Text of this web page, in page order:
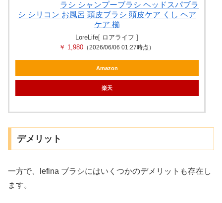
ラシ シャンプーブラシ ヘッドスパブラ
シ シリコン お風呂 頭皮ブラシ 頭皮ケア くし ヘア
ケア 櫛
LoreLife[ ロアライフ ]
￥ 1,980 （2026/06/06 01:27時点）
Amazon
楽天
デメリット
一方で、lefina ブラシにはいくつかのデメリットも存在し
ます。